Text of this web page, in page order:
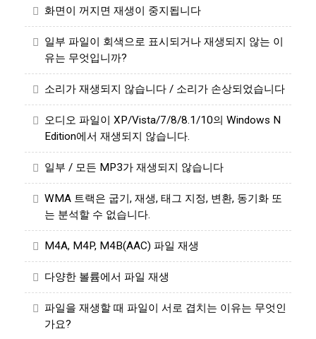
화면이 꺼지면 재생이 중지됩니다
일부 파일이 회색으로 표시되거나 재생되지 않는 이
유는 무엇입니까?
소리가 재생되지 않습니다 / 소리가 손상되었습니다
오디오 파일이 XP/Vista/7/8/8.1/10의 Windows N
Edition에서 재생되지 않습니다.
일부 / 모든 MP3가 재생되지 않습니다
WMA 트랙은 굽기, 재생, 태그 지정, 변환, 동기화 또
는 분석할 수 없습니다.
M4A, M4P, M4B(AAC) 파일 재생
다양한 볼륨에서 파일 재생
파일을 재생할 때 파일이 서로 겹치는 이유는 무엇인
가요?